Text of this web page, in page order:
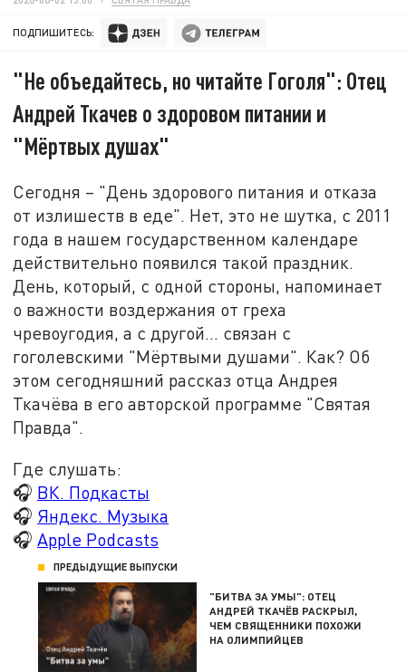
ПОДПИШИТЕСЬ:
"Не объедайтесь, но читайте Гоголя": Отец
Андрей Ткачев о здоровом питании и
"Мёртвых душах"
Сегодня – "День здорового питания и отказа
от излишеств в еде". Нет, это не шутка, с 2011
года в нашем государственном календаре
действительно появился такой праздник.
День, который, с одной стороны, напоминает
о важности воздержания от греха
чревоугодия, а с другой... связан с
гоголевскими "Мёртвыми душами". Как? Об
этом сегодняшний рассказ отца Андрея
Ткачёва в его авторской программе "Святая
Правда".
Где слушать:
🎧 ВК. Подкасты
🎧 Яндекс. Музыка
🎧 Apple Podcasts
ПРЕДЫДУЩИЕ ВЫПУСКИ
"БИТВА ЗА УМЫ": ОТЕЦ
АНДРЕЙ ТКАЧЁВ РАСКРЫЛ,
ЧЕМ СВЯЩЕННИКИ ПОХОЖИ
НА ОЛИМПИЙЦЕВ